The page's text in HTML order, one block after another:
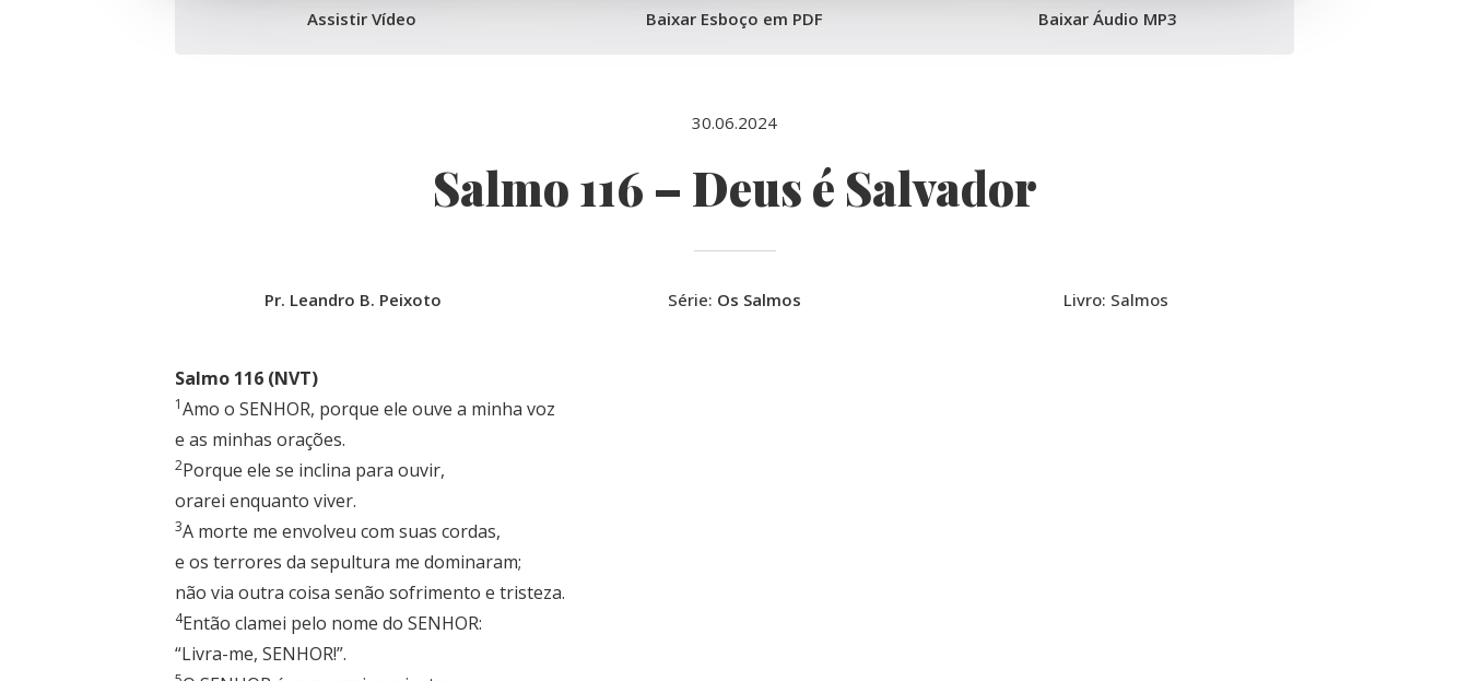
Assistir Vídeo Baixar Esboço em PDF Baixar Áudio MP3
30.06.2024
Salmo 116 – Deus é Salvador
Pr. Leandro B. Peixoto Série: Os Salmos Livro: Salmos
Salmo 116 (NVT)
1Amo o SENHOR, porque ele ouve a minha voz
e as minhas orações.
2Porque ele se inclina para ouvir,
orarei enquanto viver.
3A morte me envolveu com suas cordas,
e os terrores da sepultura me dominaram;
não via outra coisa senão sofrimento e tristeza.
4Então clamei pelo nome do SENHOR:
“Livra-me, SENHOR!”.